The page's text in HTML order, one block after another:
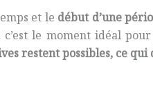
et le début d’une
le moment idéal
restent possibles, ce